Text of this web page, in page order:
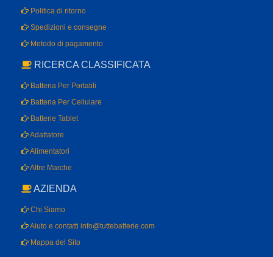
Politica di ritorno
Spedizioni e consegne
Metodo di pagamento
RICERCA CLASSIFICATA
Batteria Per Portatili
Batteria Per Cellulare
Batterie Tablet
Adattatore
Alimentatori
Altre Marche
AZIENDA
Chi Siamo
Aiuto e contatti info@tuttebatterie.com
Mappa del Sito